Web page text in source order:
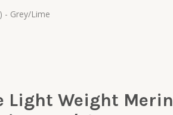
- Grey/Lime
Light Weight